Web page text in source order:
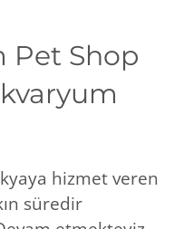
Pet Shop
hizmet veren
süredir